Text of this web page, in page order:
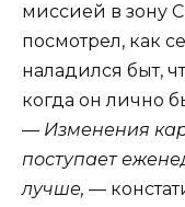
миссией в зону
посмотрел, как
наладился быт,
когда он лично
— Изменения
поступает
лучше, —